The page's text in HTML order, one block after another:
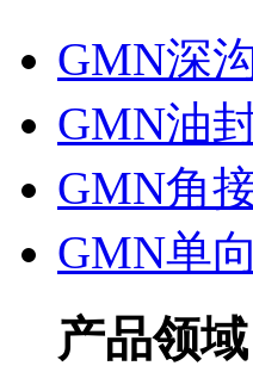
GMN深
GMN油
GMN角
GMN单
产品领域